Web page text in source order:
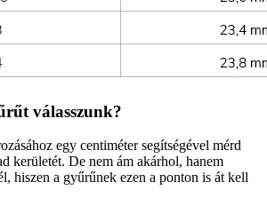
válasszunk?
egy centiméter segítségével mérd
kerületét. De nem ám akárhol, hanem
hiszen a gyűrűnek ezen a ponton is át kell